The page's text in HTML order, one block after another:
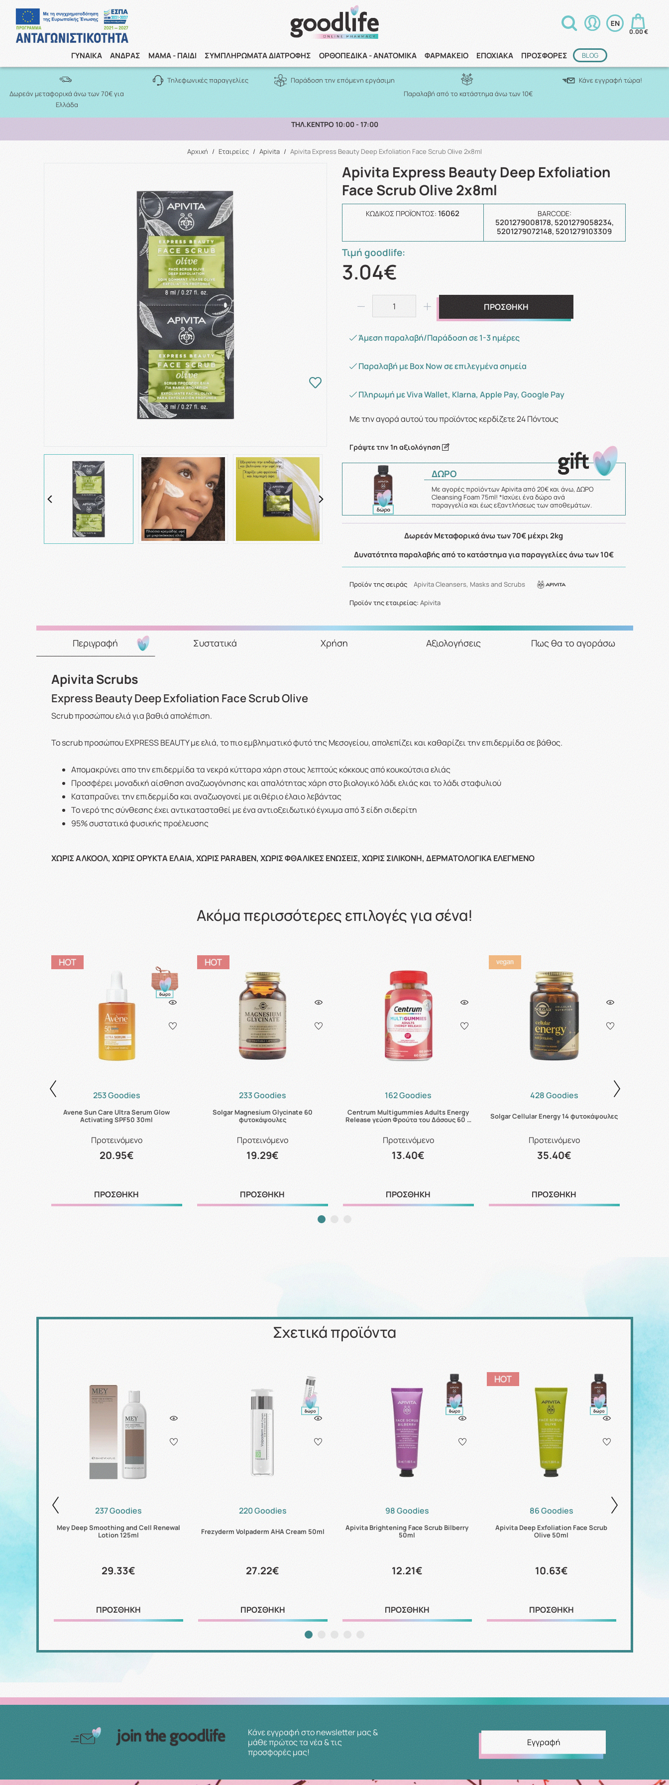
0.00 €
ΓΥΝΑΙΚΑ ΑΝΔΡΑΣ ΜΑΜΑ - ΠΑΙΔΙ ΣΥΜΠΛΗΡΩΜΑΤΑ ΔΙΑΤΡΟΦΗΣ ΟΡΘΟΠΕΔΙΚΑ - ΑΝΑΤΟΜΙΚΑ ΦΑΡΜΑΚΕΙΟ ΕΠΟΧΙΑΚΑ ΠΡΟΣΦΟΡΕΣ BLOG
Αναζήτηση
Δωρεάν μεταφορικά άνω των 70€ για
Ελλάδα
Τηλεφωνικές παραγγελίες
Παράδοση την επόμενη εργάσιμη
Παραλαβή από το κατάστημα άνω των 10€
Κάνε εγγραφή τώρα!
ΔΩΡΕΑΝ ΜΕΤΑΦΟΡΙΚΑ ΑΝΩ ΤΩΝ 70€ ΕΩΣ 2KG ΣΕ ΕΛΛΑΔΑ
Αρχική / Εταιρείες / Apivita / Apivita Express Beauty Deep Exfoliation Face Scrub Olive 2x8ml
Apivita Express Beauty Deep Exfoliation
Face Scrub Olive 2x8ml
ΚΩΔΙΚΌΣ ΠΡΟΪΌΝΤΟΣ: 16062 BARCODE:
5201279008178, 5201279058234,
5201279072148, 5201279103309
Τιμή goodlife:
3.04€
ΠΡΟΣΘΗΚΗ
Άμεση παραλαβή/Παράδοση σε 1-3 ημέρες
Παραλαβή με Box Now σε επιλεγμένα σημεία
Πληρωμή με Viva Wallet, Klarna, Apple Pay, Google Pay
Με την αγορά αυτού του προϊόντος κερδίζετε24Πόντους
Γράψτε την 1η αξιολόγηση
ΔΩΡΟ
Με αγορές προϊόντων Apivita από 20€ και άνω, ΔΩΡΟ
Cleansing Foam 75ml! *Ισχύει ένα δώρο ανά
παραγγελία και έως εξαντλήσεως των αποθεμάτων.
Δωρεάν Μεταφορικά άνω των 70€ μέχρι 2kg
Δυνατότητα παραλαβής από το κατάστημα για παραγγελίες άνω των 10€
Προϊόν της σειράς Apivita Cleansers, Masks and Scrubs
Προϊόν της εταιρείας: Apivita
Περιγραφή Συστατικά Χρήση Αξιολογήσεις Πως θα το αγοράσω
Apivita Scrubs
Express Beauty Deep Exfoliation Face Scrub Olive
Scrub προσώπου ελιά για βαθιά απολέπιση.
Το scrub προσώπου EXPRESS BEAUTY με ελιά, το πιο εμβληματικό φυτό της Μεσογείου, απολεπίζει και καθαρίζει την επιδερμίδα σε βάθος.
Απομακρύνει απο την επιδερμίδα τα νεκρά κύτταρα χάρη στους λεπτούς κόκκους από κουκούτσια ελιάς
Προσφέρει μοναδική αίσθηση αναζωογόνησης και απαλότητας χάρη στο βιολογικό λάδι ελιάς και το λάδι σταφυλιού
Καταπραΰνει την επιδερμίδα και αναζωογονεί με αιθέριο έλαιο λεβάντας
Το νερό της σύνθεσης έχει αντικατασταθεί με ένα αντιοξειδωτικό έγχυμα από 3 είδη σιδερίτη
95% συστατικά φυσικής προέλευσης
ΧΩΡΙΣ ΑΛΚΟΟΛ, ΧΩΡΙΣ ΟΡΥΚΤΑ ΕΛΑΙΑ, ΧΩΡΙΣ PARABEN, ΧΩΡΙΣ ΦΘΑΛΙΚΕΣ ΕΝΩΣΕΙΣ, ΧΩΡΙΣ ΣΙΛΙΚΟΝΗ, ΔΕΡΜΑΤΟΛΟΓΙΚΑ ΕΛΕΓΜΕΝΟ
Ακόμα περισσότερες επιλογές για σένα!
253 Goodies
Avene Sun Care Ultra Serum Glow
Activating SPF50 30ml
Προτεινόμενο
20.95€
ΠΡΟΣΘΗΚΗ
233 Goodies
Solgar Magnesium Glycinate 60
φυτοκάψουλες
Προτεινόμενο
19.29€
ΠΡΟΣΘΗΚΗ
162 Goodies
Centrum Multigummies Adults Energy
Release γεύση Φρούτα του Δάσους 60 …
Προτεινόμενο
13.40€
ΠΡΟΣΘΗΚΗ
428 Goodies
Solgar Cellular Energy 14 φυτοκάψουλες
Προτεινόμενο
35.40€
ΠΡΟΣΘΗΚΗ
Σχετικά προϊόντα
Petal Soft
237 Goodies
Mey Deep Smoothing and Cell Renewal
Lotion 125ml
29.33€
ΠΡΟΣΘΗΚΗ
220 Goodies
Frezyderm Volpaderm AHA Cream 50ml
27.22€
ΠΡΟΣΘΗΚΗ
98 Goodies
Apivita Brightening Face Scrub Bilberry
50ml
12.21€
ΠΡΟΣΘΗΚΗ
86 Goodies
Apivita Deep Exfoliation Face Scrub
Olive 50ml
10.63€
ΠΡΟΣΘΗΚΗ
Κάνε εγγραφή στο newsletter μας &
μάθε πρώτος τα νέα & τις
προσφορές μας!
Εγγραφή